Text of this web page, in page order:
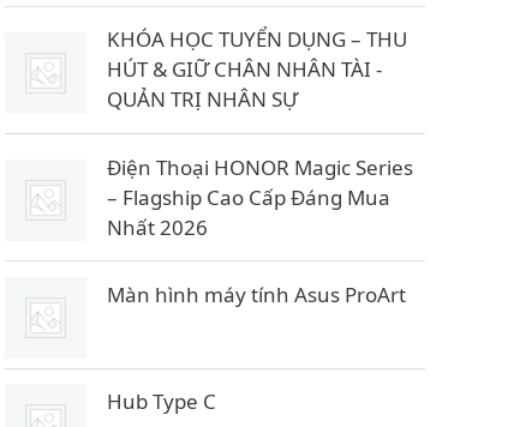
KHÓA HỌC TUYỂN DỤNG – THU
HÚT & GIỮ CHÂN NHÂN TÀI -
QUẢN TRỊ NHÂN SỰ
Điện Thoại HONOR Magic Series
– Flagship Cao Cấp Đáng Mua
Nhất 2026
Màn hình máy tính Asus ProArt
Hub Type C